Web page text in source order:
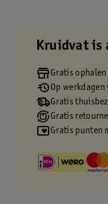
Kruidvat is
Gratis
Op
Gratis
Gratis
Gratis punten